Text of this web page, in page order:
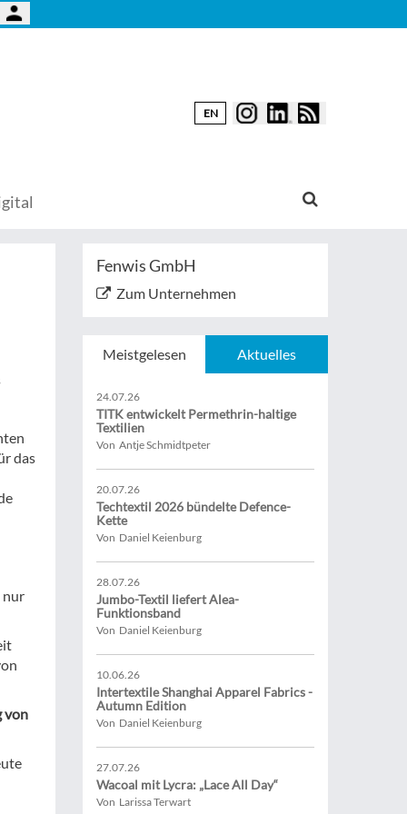
EN
das
nur
von
Fenwis GmbH
Zum Unternehmen
Meistgelesen Aktuelles
24.07.26
TITK entwickelt Permethrin-haltige
Textilien
Von Antje Schmidtpeter
20.07.26
Techtextil 2026 bündelte Defence-
Kette
Von Daniel Keienburg
28.07.26
Jumbo-Textil liefert Alea-
Funktionsband
Von Daniel Keienburg
10.06.26
Intertextile Shanghai Apparel Fabrics -
Autumn Edition
Von Daniel Keienburg
27.07.26
Wacoal mit Lycra: „Lace All Day“
Von Larissa Terwart